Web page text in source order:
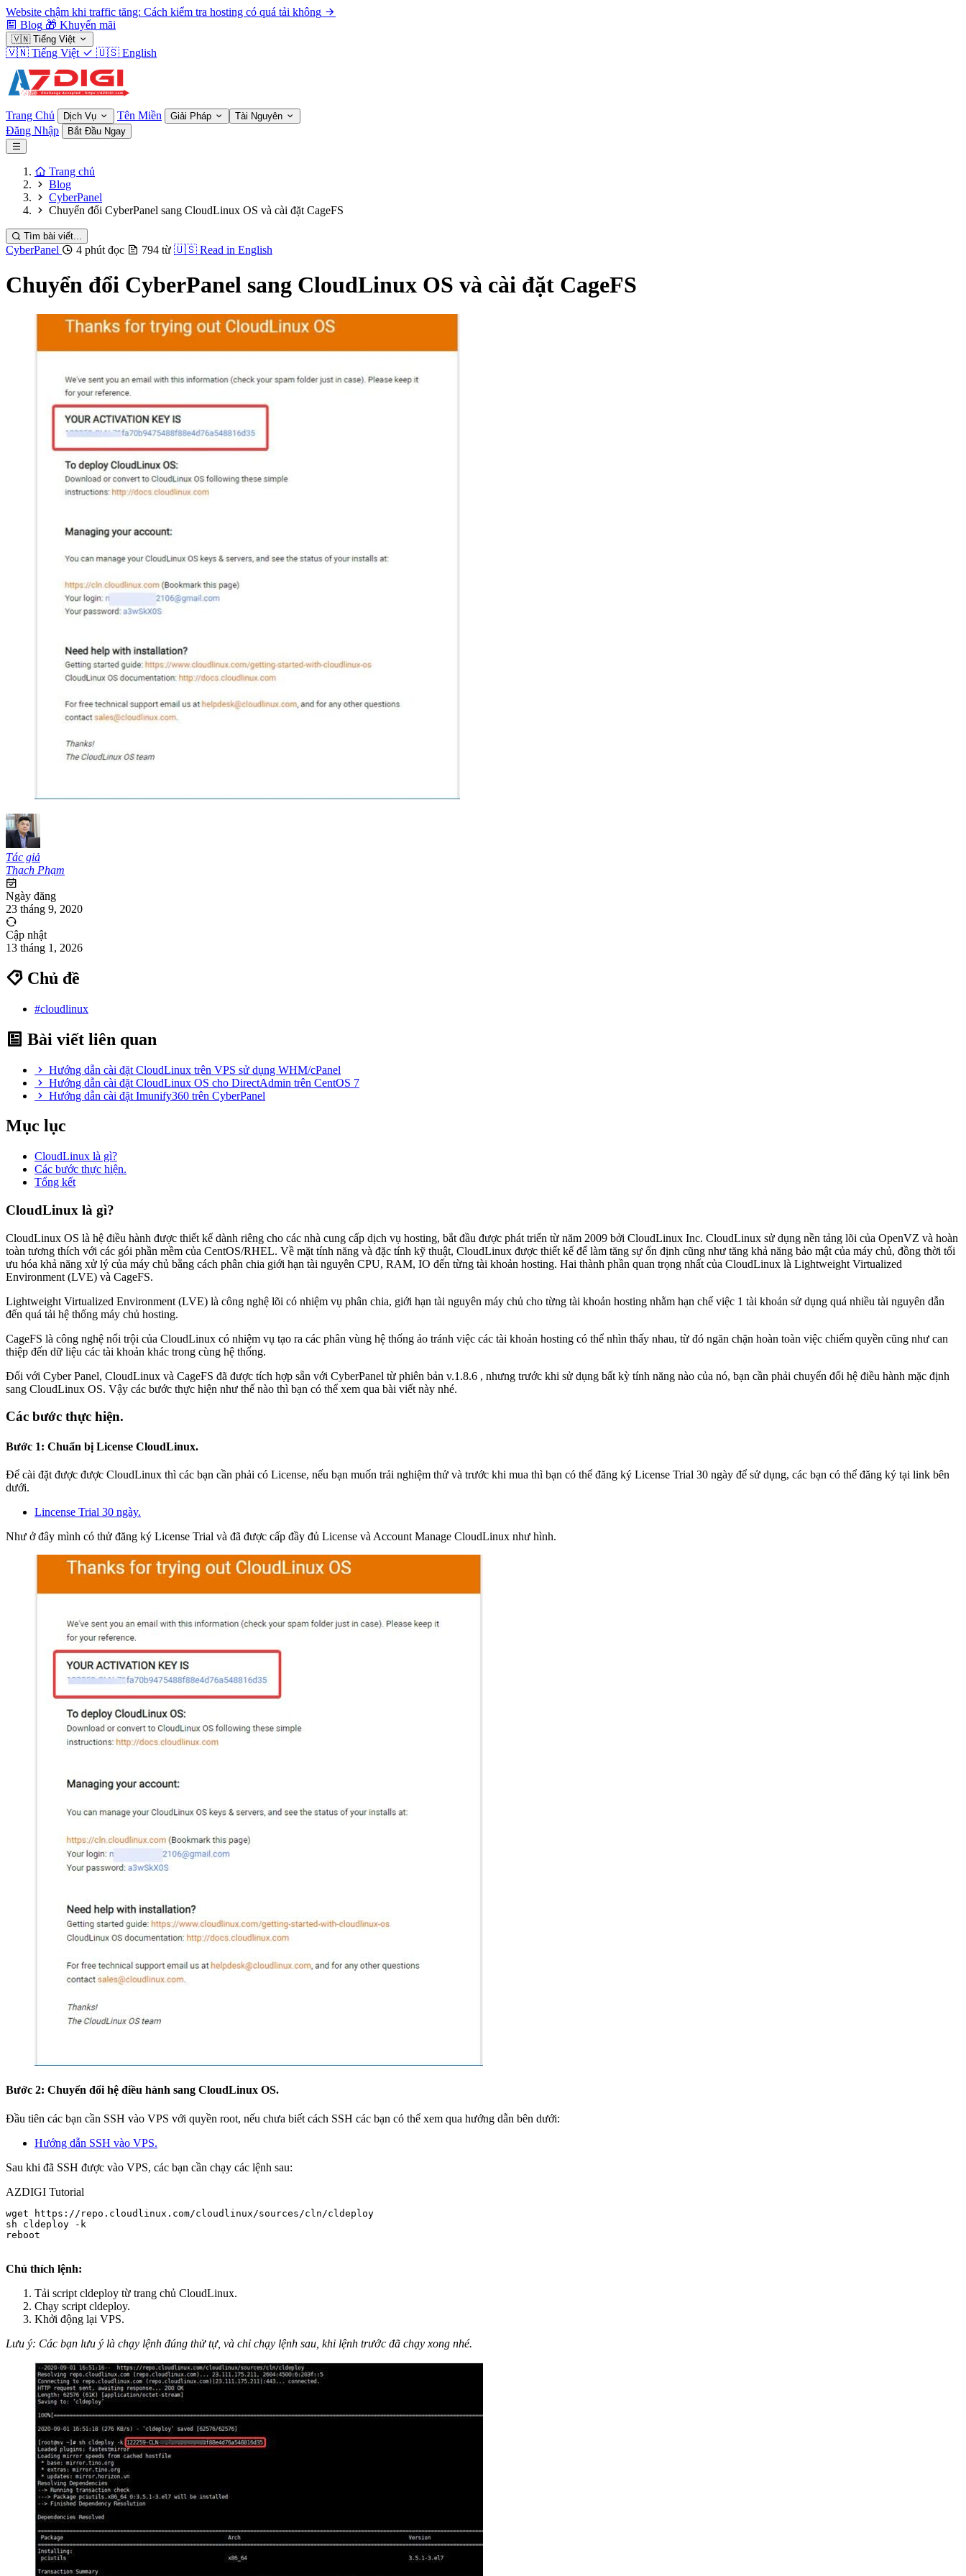
Website chậm khi traffic tăng: Cách kiểm tra hosting có quá tải không
Blog 🎁 Khuyến mãi
🇻🇳 Tiếng Việt
🇻🇳 Tiếng Việt 🇺🇸 English
Trang Chủ Dịch Vụ Tên Miền Giải Pháp Tài Nguyên
Đăng Nhập Bắt Đầu Ngay
Trang chủ
Blog
CyberPanel
Chuyển đổi CyberPanel sang CloudLinux OS và cài đặt CageFS
Tìm bài viết...
CyberPanel 4 phút đọc 794 từ 🇺🇸 Read in English
Chuyển đổi CyberPanel sang CloudLinux OS và cài đặt CageFS
Tác giả
Thạch Phạm
Ngày đăng
23 tháng 9, 2020
Cập nhật
13 tháng 1, 2026
Chủ đề
#cloudlinux
Bài viết liên quan
Hướng dẫn cài đặt CloudLinux trên VPS sử dụng WHM/cPanel
Hướng dẫn cài đặt CloudLinux OS cho DirectAdmin trên CentOS 7
Hướng dẫn cài đặt Imunify360 trên CyberPanel
Mục lục
CloudLinux là gì?
Các bước thực hiện.
Tổng kết
CloudLinux là gì?
CloudLinux OS là hệ điều hành được thiết kế dành riêng cho các nhà cung cấp dịch vụ hosting, bắt đầu được phát triển từ năm 2009 bởi CloudLinux Inc. CloudLinux sử dụng nền tảng lõi của OpenVZ và hoàn
toàn tương thích với các gói phần mềm của CentOS/RHEL. Về mặt tính năng và đặc tính kỹ thuật, CloudLinux được thiết kế để làm tăng sự ổn định cũng như tăng khả năng bảo mật của máy chủ, đồng thời tối
ưu hóa khả năng xử lý của máy chủ bằng cách phân chia giới hạn tài nguyên CPU, RAM, IO đến từng tài khoản hosting. Hai thành phần quan trọng nhất của CloudLinux là Lightweight Virtualized
Environment (LVE) và CageFS.
Lightweight Virtualized Environment (LVE) là công nghệ lõi có nhiệm vụ phân chia, giới hạn tài nguyên máy chủ cho từng tài khoản hosting nhằm hạn chế việc 1 tài khoản sử dụng quá nhiều tài nguyên dẫn
đến quá tải hệ thống máy chủ hosting.
CageFS là công nghệ nổi trội của CloudLinux có nhiệm vụ tạo ra các phân vùng hệ thống ảo tránh việc các tài khoản hosting có thể nhìn thấy nhau, từ đó ngăn chặn hoàn toàn việc chiếm quyền cũng như can
thiệp đến dữ liệu các tài khoản khác trong cùng hệ thống.
Đối với Cyber Panel, CloudLinux và CageFS đã được tích hợp sẵn với CyberPanel từ phiên bản v.1.8.6 , nhưng trước khi sử dụng bất kỳ tính năng nào của nó, bạn cần phải chuyển đổi hệ điều hành mặc định
sang CloudLinux OS. Vậy các bước thực hiện như thế nào thì bạn có thể xem qua bài viết này nhé.
Các bước thực hiện.
Bước 1: Chuẩn bị License CloudLinux.
Để cài đặt được được CloudLinux thì các bạn cần phải có License, nếu bạn muốn trải nghiệm thử và trước khi mua thì bạn có thể đăng ký License Trial 30 ngày để sử dụng, các bạn có thể đăng ký tại link bên
dưới.
Lincense Trial 30 ngày.
Như ở đây mình có thử đăng ký License Trial và đã được cấp đầy đủ License và Account Manage CloudLinux như hình.
Bước 2: Chuyển đổi hệ điều hành sang CloudLinux OS.
Đầu tiên các bạn cần SSH vào VPS với quyền root, nếu chưa biết cách SSH các bạn có thể xem qua hướng dẫn bên dưới:
Hướng dẫn SSH vào VPS.
Sau khi đã SSH được vào VPS, các bạn cần chạy các lệnh sau:
AZDIGI Tutorial
wget https://repo.cloudlinux.com/cloudlinux/sources/cln/cldeploy
sh cldeploy -k
reboot
Chú thích lệnh:
Tải script cldeploy từ trang chủ CloudLinux.
Chạy script cldeploy.
Khởi động lại VPS.
Lưu ý: Các bạn lưu ý là chạy lệnh đúng thử tự, và chỉ chạy lệnh sau, khi lệnh trước đã chạy xong nhé.